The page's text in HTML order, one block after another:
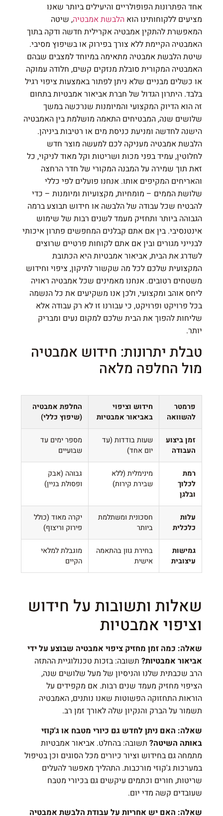
אחד הפתרונות הפופולריים והיעילים ביותר שאנו
מציעים ללקוחותינו הוא הלבשת אמבטיה, שיטה
המאפשרת להתקין אמבטיה אקרילית חדשה ודקה בתוך
האמבטיה הקיימת ללא צורך בפירוק או בשיפוץ מסיבי.
שיטת הלבשת אמבטיה מתאימה במיוחד למצבים שבהם
האמבטיה המקורית סובלת מנזקים קשים, חלודה עמוקה
או כשלים מבניים שלא ניתן לפתור באמצעות ציפוי רגיל
בלבד. היתרון הגדול של חברת אביאור אמבטיות בתחום
זה הוא הדיוק המקצועי והמיומנות שנרכשה במשך
שלושים שנה, המבטיחים התאמה מושלמת בין האמבטיה
הישנה לחדשה ומניעת כניסת מים או רטיבות ביניהן.
הלבשת אמבטיה מעניקה לכם למעשה מוצר חדש
לחלוטין, עמיד בפני מכות ושריטות וקל מאוד לניקוי, כל
זאת תוך שמירה על המבנה המקורי של חדר הרחצה
והאריחים המקיפים אותו. אנחנו פועלים לפי כללי
שלושת הממים – מומחיות, מקצועיות ומיומנות – כדי
להבטיח שכל עבודה של הלבשה או חידוש תבוצע ברמה
הגבוהה ביותר ותחזיק מעמד לשנים רבות של שימוש
אינטנסיבי. בין אם אתם קבלנים המחפשים פתרון איכותי
לבנייני מגורים ובין אם אתם לקוחות פרטיים שרוצים
לשדרג את הבית, אביאור אמבטיות היא הכתובת
המקצועית שלכם לכל מה שקשור לתיקון, ציפוי וחידוש
משטחים רטובים. אנחנו מאמינים שכל אמבטיה ראויה
ליחס אוהב ומקצועי, ולכן אנו משקיעים את כל הנשמה
בכל פרויקט ופרויקט, כי עבורנו זו לא רק עבודה אלא
שליחות להפוך את הבית שלכם למקום נעים ומבריק
יותר.
טבלת יתרונות: חידוש אמבטיה
מול החלפה מלאה
פרמטר
להשוואה
חידוש וציפוי
באביאור אמבטיות
החלפת אמבטיה
(שיפוץ כללי)
זמן ביצוע
העבודה
שעות בודדות (עד
יום אחד)
מספר ימים עד
שבועיים
רמת
לכלוך
ובלגן
מינימלית (ללא
שבירת קירות)
גבוהה (אבק
ופסולת בניין)
עלות
כלכלית
חסכונית ומשתלמת
ביותר
יקרה מאוד (כולל
פירוק וריצוף)
גמישות
עיצובית
בחירת גוון בהתאמה
אישית
מוגבלת למלאי
הקיים
שאלות ותשובות על חידוש
וציפוי אמבטיות
שאלה: כמה זמן מחזיק ציפוי אמבטיה שבוצע על ידי
אביאור אמבטיות?תשובה: בזכות טכנולוגיית ההתזה
הרב שכבתית שלנו והניסיון של מעל שלושים שנה,
הציפוי מחזיק מעמד שנים רבות. אם מקפידים על
הוראות התחזוקה הפשוטות שאנו נותנים, האמבטיה
תשמור על הברק והנקיון שלה לאורך זמן רב.
שאלה: האם ניתן לחדש גם כיורי מטבח או ג'קוזי
באותה השיטה?תשובה: בהחלט. אביאור אמבטיות
מתמחה גם בחידוש וציור כיורים מכל הסוגים וכן בטיפול
במערכות ג'קוזי מורכבות. התהליך מאפשר להעלים
שריטות, חורים וכתמים עיקשים גם בכיורי מטבח
שעובדים קשה מדי יום.
שאלה: האם יש אחריות על עבודת הלבשת אמבטיה